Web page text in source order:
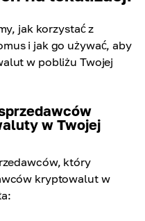
jak korzystać z
i jak go używać, aby
w pobliżu Twojej
w Twojej
który
kryptowalut w